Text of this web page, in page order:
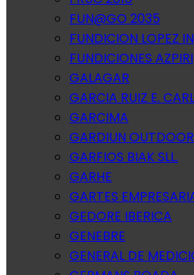
FUN@GO 2035
FUNDICION LOPEZ
FUNDICIONES AZPIRI
GALAGAR
GARCIA RUIZ E.
GARCIMA
GARDIUN OUTDOOR
GARFIOS BIAK SLL.
GARHE
GARTES
GEDORE IBERICA
GENEBRE
GENERAL DE